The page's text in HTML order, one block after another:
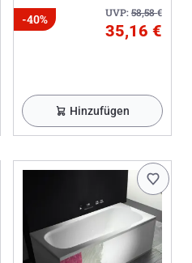
UVP:58,58€
-40%
35,16 €
Hinzufügen